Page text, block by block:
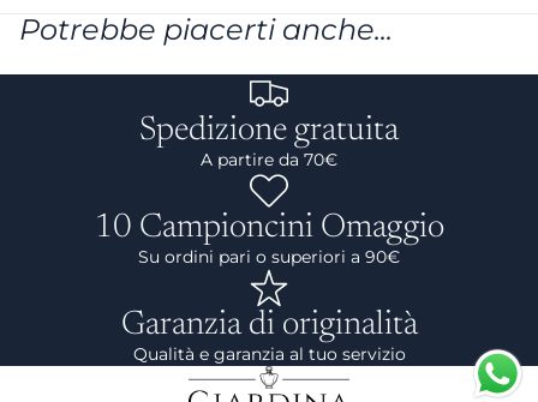
Potrebbe piacerti anche...
Spedizione gratuita
A partire da 70€
10 Campioncini Omaggio
Su ordini pari o superiori a 90€
Garanzia di originalità
Qualità e garanzia al tuo servizio